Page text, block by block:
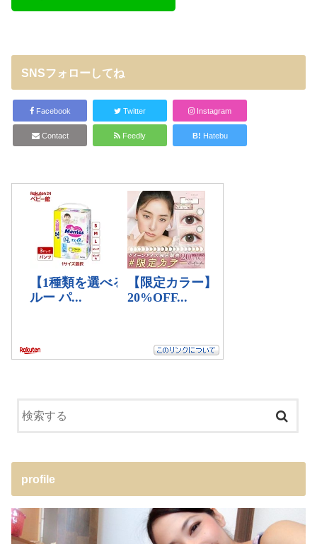
SNSフォローしてね
Facebook Twitter Instagram
Contact Feedly B! Hatebu
profile